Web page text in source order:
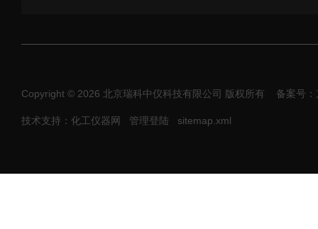
Copyright © 2026 北京瑞科中仪科技有限公司 版权所有 备案号
技术支持：化工仪器网 管理登陆 sitemap.xml